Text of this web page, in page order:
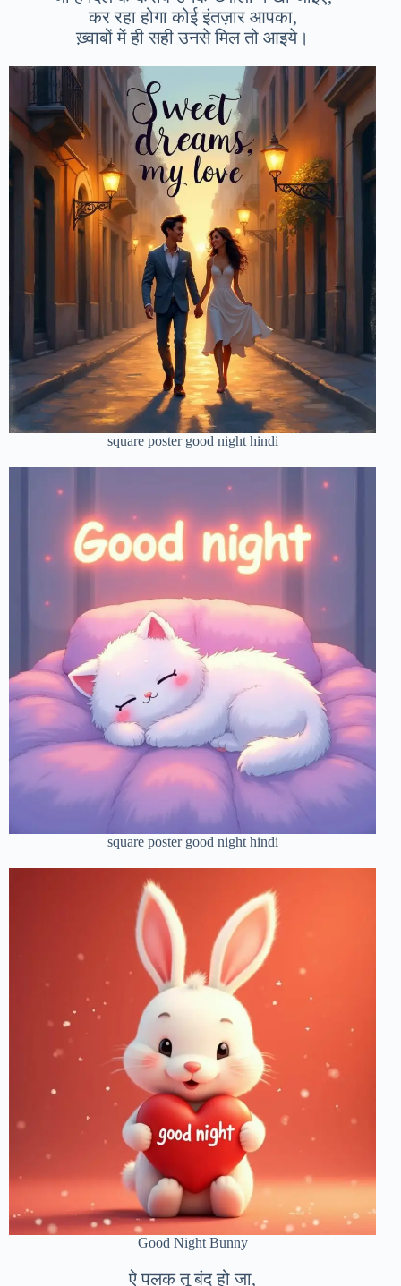
कर रहा होगा कोई इंतज़ार आपका,
ख़्वाबों में ही सही उनसे मिल तो आइये।
square poster good night hindi
square poster good night hindi
Good Night Bunny
ऐ पलक तू बंद हो जा,